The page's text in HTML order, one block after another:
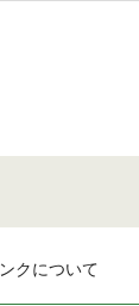
クについて